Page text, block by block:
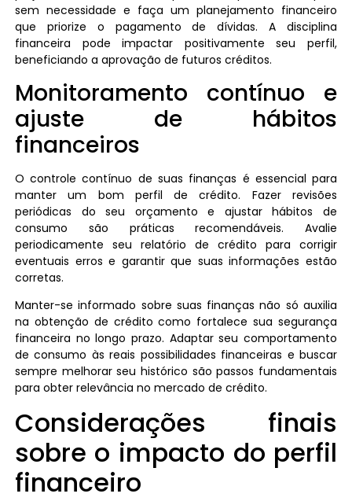
sem necessidade e faça um planejamento financeiro
que priorize o pagamento de dívidas. A disciplina
financeira pode impactar positivamente seu perfil,
beneficiando a aprovação de futuros créditos.
Monitoramento contínuo e
ajuste de hábitos
financeiros
O controle contínuo de suas finanças é essencial para
manter um bom perfil de crédito. Fazer revisões
periódicas do seu orçamento e ajustar hábitos de
consumo são práticas recomendáveis. Avalie
periodicamente seu relatório de crédito para corrigir
eventuais erros e garantir que suas informações estão
corretas.
Manter-se informado sobre suas finanças não só auxilia
na obtenção de crédito como fortalece sua segurança
financeira no longo prazo. Adaptar seu comportamento
de consumo às reais possibilidades financeiras e buscar
sempre melhorar seu histórico são passos fundamentais
para obter relevância no mercado de crédito.
Considerações finais
sobre o impacto do perfil
financeiro